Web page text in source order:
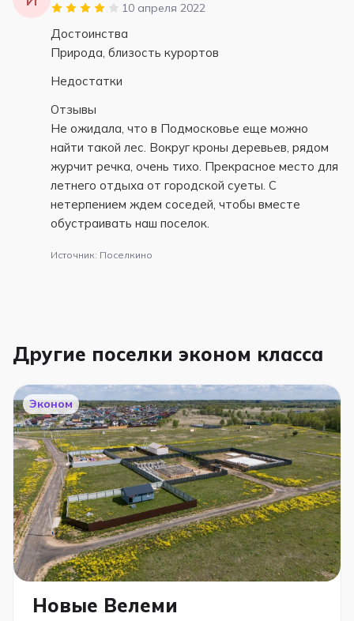
10 апреля 2022
Достоинства
Природа, близость курортов
Недостатки
Отзывы
Не ожидала, что в Подмосковье еще можно
найти такой лес. Вокруг кроны деревьев, рядом
журчит речка, очень тихо. Прекрасное место для
летнего отдыха от городской суеты. С
нетерпением ждем соседей, чтобы вместе
обустраивать наш поселок.
Источник: Поселкино
Другие поселки эконом класса
Эконом
Новые Велеми